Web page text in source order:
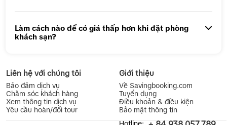
Làm cách nào để có giá thấp hơn khi đặt phòng
khách sạn?
Liên hệ với chúng tôi
Bảo đảm dịch vụ
Chăm sóc khách hàng
Xem thông tin dịch vụ
Yêu cầu hoàn/đổi tour
Giới thiệu
Về Savingbooking.com
Tuyển dụng
Điều khoản & điều kiện
Bảo mật thông tin